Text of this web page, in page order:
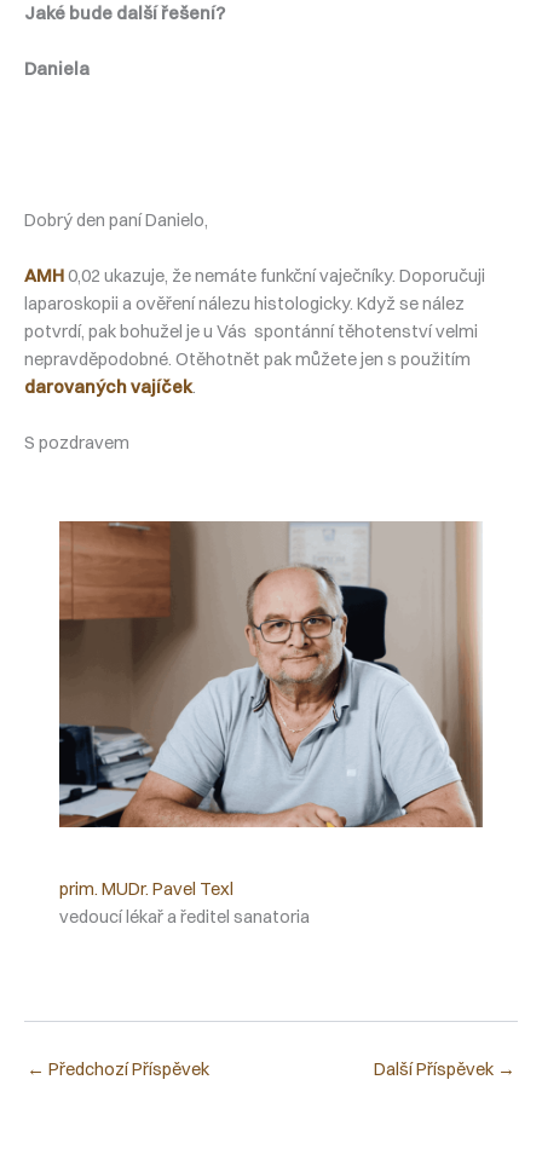
Jaké bude další řešení?
Daniela
Dobrý den paní Danielo,
AMH0,02 ukazuje, že nemáte funkční vaječníky. Doporučuji
laparoskopii a ověření nálezu histologicky. Když se nález
potvrdí, pak bohužel je u Vás spontánní těhotenství velmi
nepravděpodobné. Otěhotnět pak můžete jen s použitím
darovaných vajíček.
S pozdravem
prim. MUDr. Pavel Texl
vedoucí lékař a ředitel sanatoria
← Předchozí Příspěvek Další Příspěvek →